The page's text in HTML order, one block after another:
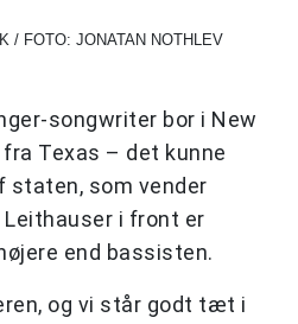
/ FOTO: JONATAN NOTHLEV
songwriter bor i New
Texas – det kunne
staten, som vender
i front er
end bassisten.
og vi står godt tæt i